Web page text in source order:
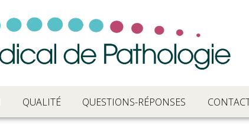
QUALITÉ QUESTIONS-RÉPONSES